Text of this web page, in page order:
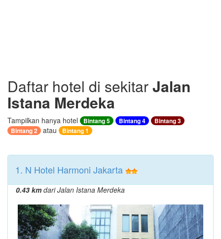
Daftar hotel di sekitarJalan
Istana Merdeka
Tampilkan hanya hotel Bintang 5 Bintang 4
Bintang 3
Bintang 2
atau Bintang 1
1. N Hotel Harmoni Jakarta
0.43 kmdari Jalan Istana Merdeka